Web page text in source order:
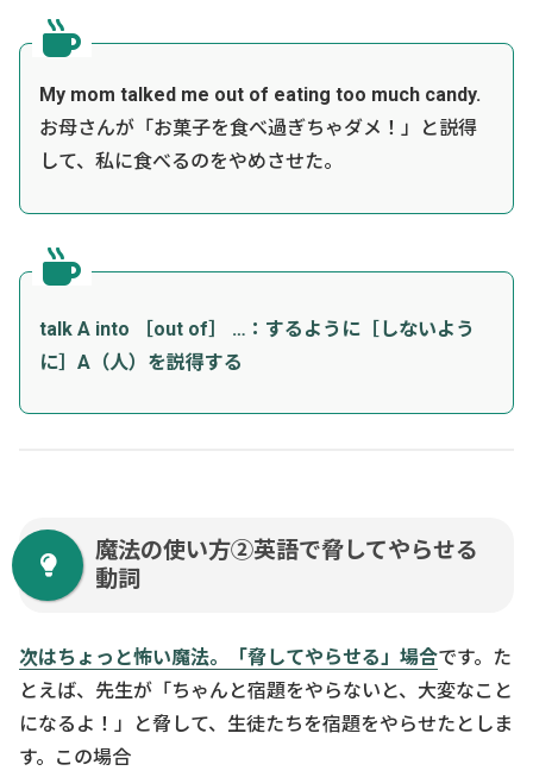
My mom talked me out of eating too much candy.
お母さんが「お菓子を食べ過ぎちゃダメ！」と説得
して、私に食べるのをやめさせた。
talk A into ［out of］ …：するように［しないよう
に］A（人）を説得する
魔法の使い方②英語で脅してやらせる
動詞
次はちょっと怖い魔法。「脅してやらせる」場合です。た
とえば、先生が「ちゃんと宿題をやらないと、大変なこと
になるよ！」と脅して、生徒たちを宿題をやらせたとしま
す。この場合